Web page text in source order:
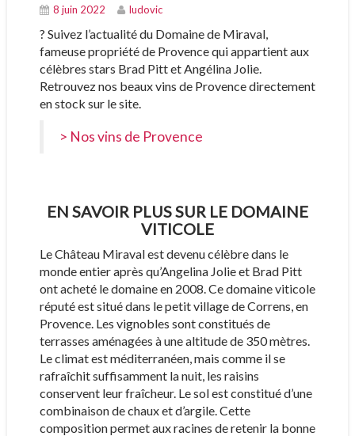
8 juin 2022 ludovic
? Suivez l’actualité du Domaine de Miraval,
fameuse propriété de Provence qui appartient aux
célèbres stars Brad Pitt et Angélina Jolie.
Retrouvez nos beaux vins de Provence directement
en stock sur le site.
> Nos vins de Provence
EN SAVOIR PLUS SUR LE DOMAINE
VITICOLE
Le Château Miraval est devenu célèbre dans le
monde entier après qu’Angelina Jolie et Brad Pitt
ont acheté le domaine en 2008. Ce domaine viticole
réputé est situé dans le petit village de Correns, en
Provence. Les vignobles sont constitués de
terrasses aménagées à une altitude de 350 mètres.
Le climat est méditerranéen, mais comme il se
rafraîchit suffisamment la nuit, les raisins
conservent leur fraîcheur. Le sol est constitué d’une
combinaison de chaux et d’argile. Cette
composition permet aux racines de retenir la bonne